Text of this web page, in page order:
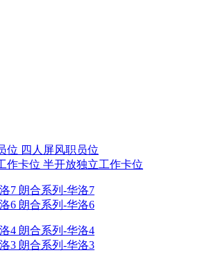
四人屏风职员位
半开放独立工作卡位
朗合系列-华洛7
朗合系列-华洛6
朗合系列-华洛4
朗合系列-华洛3